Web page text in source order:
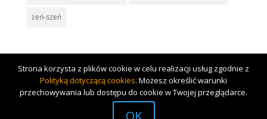
żeń-szeń
Elegant Themes
Strona korzysta z plików cookie w celu realizacji usług zgodnie z
Polityką dotyczącą cookies. Możesz określić warunki
przechowywania lub dostępu do cookie w Twojej przeglądarce.
OK